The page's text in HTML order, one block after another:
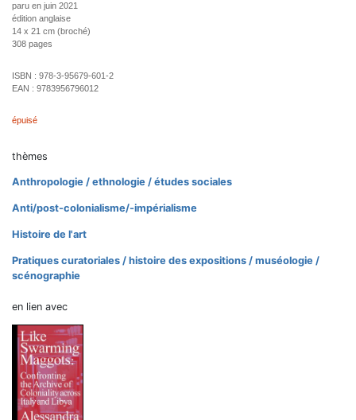
paru en juin 2021
édition anglaise
14 x 21 cm (broché)
308 pages
ISBN : 978-3-95679-601-2
EAN : 9783956796012
épuisé
thèmes
Anthropologie / ethnologie / études sociales
Anti/post-colonialisme/-impérialisme
Histoire de l'art
Pratiques curatoriales / histoire des expositions / muséologie /
scénographie
en lien avec